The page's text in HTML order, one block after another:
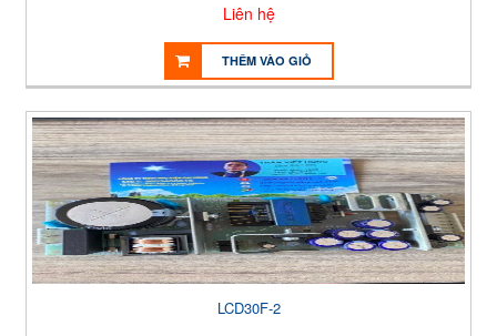
Liên hệ
THÊM VÀO GIỎ
LCD30F-2